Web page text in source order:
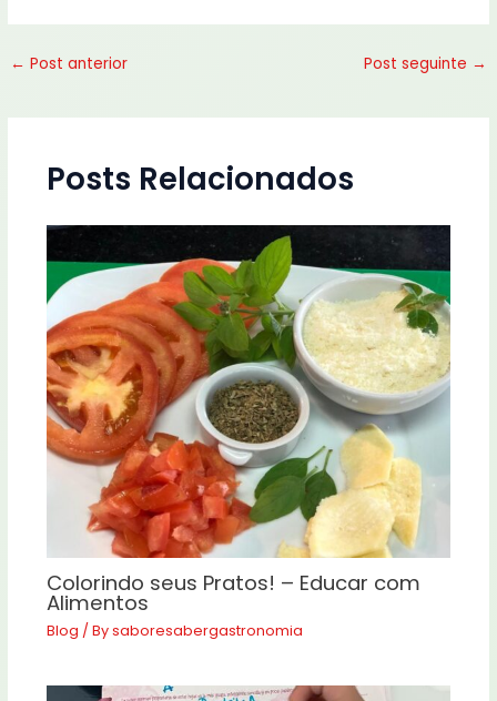
← Post anterior Post seguinte →
Posts Relacionados
Colorindo seus Pratos! – Educar com
Alimentos
Blog / Bysaboresabergastronomia